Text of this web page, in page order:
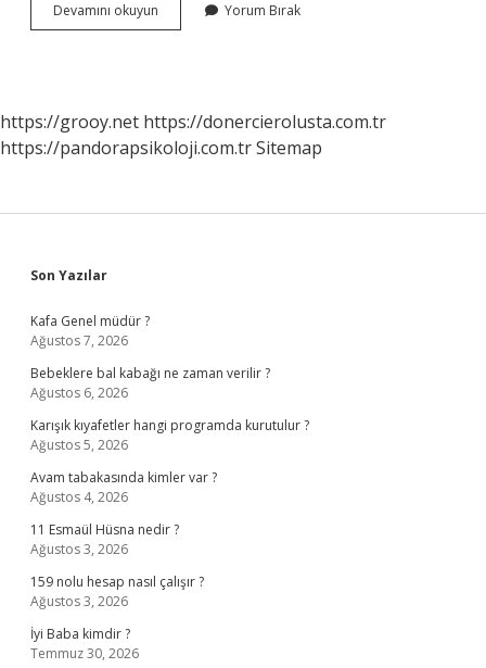
Devamını okuyun
Bardak
Sirkesi
Konur
Yorum Bırak
https://grooy.net https://donercierolusta.com.tr
https://pandorapsikoloji.com.trSitemap
Sidebar
Son Yazılar
Kafa Genel müdür ?
Ağustos 7, 2026
Bebeklere bal kabağı ne zaman verilir ?
Ağustos 6, 2026
Karışık kıyafetler hangi programda kurutulur ?
Ağustos 5, 2026
Avam tabakasında kimler var ?
Ağustos 4, 2026
11 Esmaül Hüsna nedir ?
Ağustos 3, 2026
159 nolu hesap nasıl çalışır ?
Ağustos 3, 2026
İyi Baba kimdir ?
Temmuz 30, 2026